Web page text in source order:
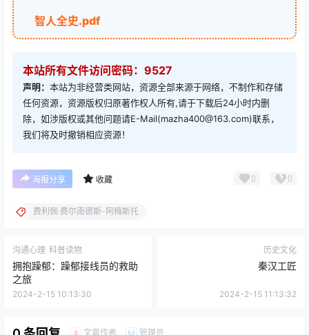
智人全史.pdf
本站所有文件访问密码：9527
声明： 本站为非经营类网站，资源全部来源于网络，不制作和存储
任何资源，资源版权归原著作权人所有,请于下载后24小时内删
除，如涉版权或其他问题请E-Mail(mazha400@163.com)联系，
我们将及时撤销相应资源！
海报分享 收藏 0 0
费利佩·费尔南德斯-阿梅斯托
沟通心理 科普读物
拥抱躁郁：躁郁接线员的救助
之旅
2024-2-15 10:13:30
历史文化
秦汉工匠
2024-2-15 11:13:32
文章作者 管理员